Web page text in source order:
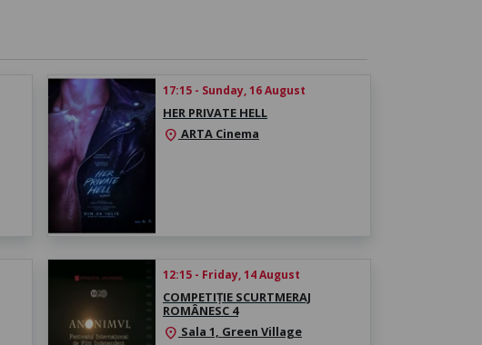
17:15 - Sunday, 16 August
HER PRIVATE HELL
location_on ARTA Cinema
12:15 - Friday, 14 August
COMPETIȚIE SCURTMERAJ
ROMÂNESC 4
location_on Sala 1, Green Village